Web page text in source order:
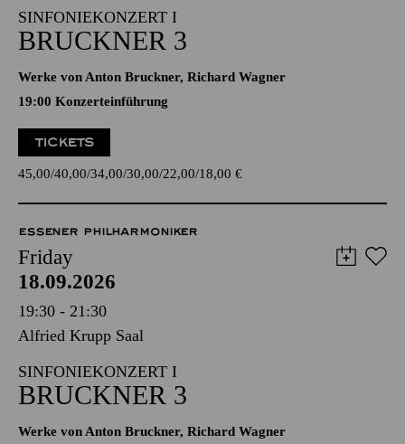
SINFONIEKONZERT I
BRUCKNER 3
Werke von Anton Bruckner, Richard Wagner
19:00 Konzerteinführung
TICKETS
45,00 40,00 34,00 30,00 22,00 18,00 €
ESSENER PHILHARMONIKER
Friday
18.09.2026
19:30 - 21:30
Alfried Krupp Saal
SINFONIEKONZERT I
BRUCKNER 3
Werke von Anton Bruckner, Richard Wagner